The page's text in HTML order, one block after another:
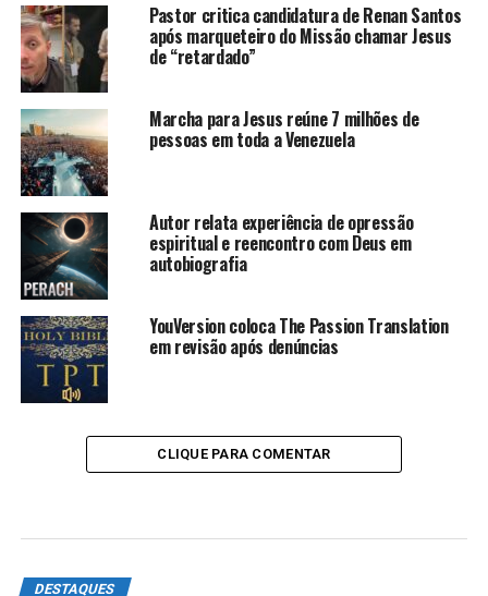
Pastor critica candidatura de Renan Santos
após marqueteiro do Missão chamar Jesus
de “retardado”
Marcha para Jesus reúne 7 milhões de
pessoas em toda a Venezuela
Autor relata experiência de opressão
espiritual e reencontro com Deus em
autobiografia
YouVersion coloca The Passion Translation
em revisão após denúncias
CLIQUE PARA COMENTAR
DESTAQUES